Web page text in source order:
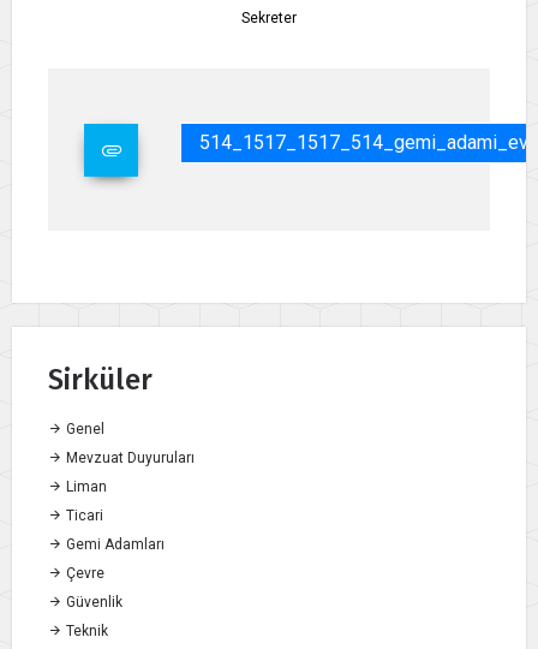
Sekreter
Sirküler
Genel
Mevzuat Duyuruları
Liman
Ticari
Gemi Adamları
Çevre
Güvenlik
Teknik